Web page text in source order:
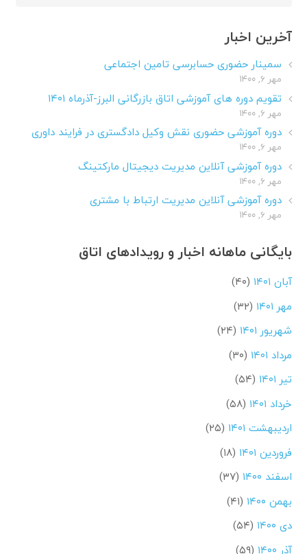
آخرین اخبار
سمینار حضوری حسابرسی تامین اجتماعی
مهر ۶, ۱۴۰۰
تقویم دوره های آموزشی اتاق بازرگانی البرز-آذرماه ۱۴۰۱
مهر ۶, ۱۴۰۰
دوره آموزشی حضوری نقش وکیل دادگستری در فرایند داوری
مهر ۶, ۱۴۰۰
دوره آموزشی آنلاین مدیریت دیجیتال مارکتینگ
مهر ۶, ۱۴۰۰
دوره آموزشی آنلاین مدیریت ارتباط با مشتری
مهر ۶, ۱۴۰۰
بایگانی ماهانه اخبار و رویدادهای اتاق
آبان ۱۴۰۱
(۴۰)
مهر ۱۴۰۱
(۳۲)
شهریور ۱۴۰۱
(۲۴)
مرداد ۱۴۰۱
(۳۰)
تیر ۱۴۰۱
(۵۴)
خرداد ۱۴۰۱
(۵۸)
اردیبهشت ۱۴۰۱
(۲۵)
فروردین ۱۴۰۱
(۱۸)
اسفند ۱۴۰۰
(۳۷)
بهمن ۱۴۰۰
(۴۱)
دی ۱۴۰۰
(۵۴)
آذر ۱۴۰۰
(۵۹)